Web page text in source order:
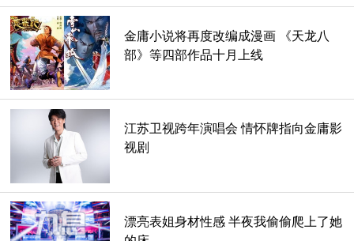
金庸小说将再度改编成漫画 《天龙八
部》等四部作品十月上线
江苏卫视跨年演唱会 情怀牌指向金庸影
视剧
漂亮表姐身材性感 半夜我偷偷爬上了她